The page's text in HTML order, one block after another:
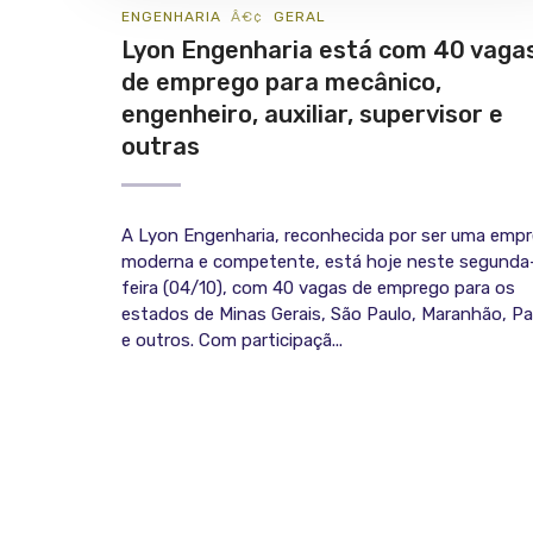
ENGENHARIA GERAL
Lyon Engenharia está com 40
de emprego para mecânico,
engenheiro, auxiliar, supervisor e
outras
A Lyon Engenharia, reconhecida por ser uma
moderna e competente, está hoje neste
feira (04/10), com 40 vagas de emprego para os
estados de Minas Gerais, São Paulo, Maranhão,
e outros. Com participaçã...